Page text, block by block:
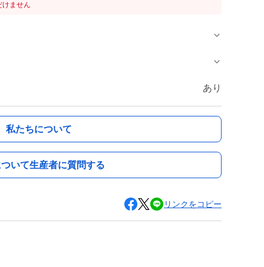
けません
あり
私たちについて
いて生産者に質問する
リンクをコピー